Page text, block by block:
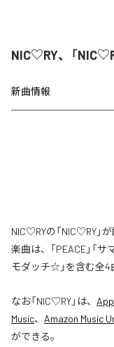
NIC♡RY、「
新曲情報
NIC♡RYの「NIC♡RY」
楽曲は、「PEACE」「サ
モダッチ☆」を含む全4
なお「NIC♡RY」は、
Music、 Amazon Music
ができる。